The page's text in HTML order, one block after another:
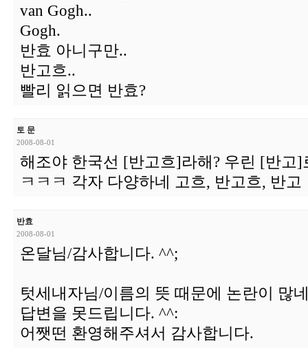
van Gogh..
Gogh.
반효 아니구만..
반고흐..
빨리 읽으면 반효?
토 문
2008-08-01
해조야 한국선 [반고흐]라해? 우린 [반고]
ㅋㅋㅋ 각자 다양하네 고흐, 반고흐, 반고
반효
2008-08-01
온달님/감사합니다. ^^;
텃세내자님/이름의 뜻 때문에 논란이 많
답변을 못드립니다. ^^:
어쨋떤 환영해주셔서 감사합니다.